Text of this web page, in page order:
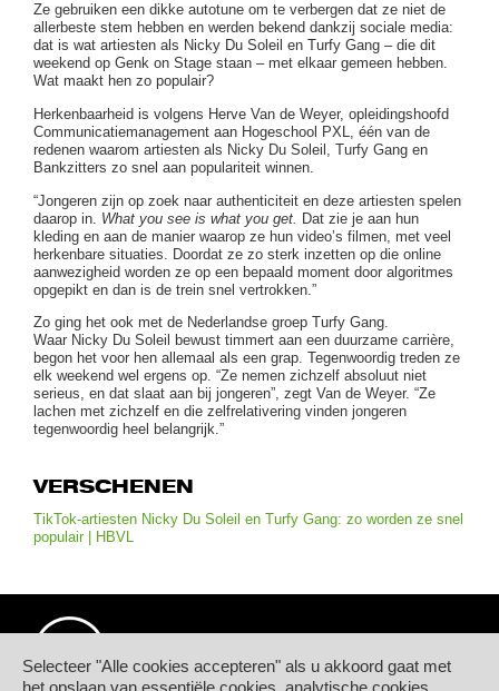
Selecteer "Alle cookies accepteren" als u akkoord gaat met
Ze gebruiken een dikke autotune om te verbergen dat ze niet de
allerbeste stem hebben en werden bekend dankzij sociale media:
dat is wat artiesten als Nicky Du Soleil en Turfy Gang – die dit
weekend op Genk on Stage staan – met elkaar gemeen hebben.
Wat maakt hen zo populair?
Herkenbaarheid is volgens Herve Van de Weyer, opleidingshoofd
Communicatiemanagement aan Hogeschool PXL, één van de
redenen waarom artiesten als Nicky Du Soleil, Turfy Gang en
Bankzitters zo snel aan populariteit winnen.
“Jongeren zijn op zoek naar authenticiteit en deze artiesten spelen
daarop in. What you see is what you get. Dat zie je aan hun
kleding en aan de manier waarop ze hun video’s filmen, met veel
herkenbare situaties. Doordat ze zo sterk inzetten op die online
aanwezigheid worden ze op een bepaald moment door algoritmes
opgepikt en dan is de trein snel vertrokken.”
Zo ging het ook met de Nederlandse groep Turfy Gang.
Waar Nicky Du Soleil bewust timmert aan een duurzame carrière,
begon het voor hen allemaal als een grap. Tegenwoordig treden ze
elk weekend wel ergens op. “Ze nemen zichzelf absoluut niet
serieus, en dat slaat aan bij jongeren”, zegt Van de Weyer. “Ze
lachen met zichzelf en die zelfrelativering vinden jongeren
tegenwoordig heel belangrijk.”
VERSCHENEN
TikTok-artiesten Nicky Du Soleil en Turfy Gang: zo worden ze snel
populair | HBVL